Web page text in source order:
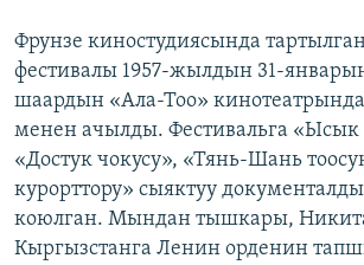
Фрунзе киностудиясында
фестивалы 1957-жылдын 31-
шаардын «Ала-Тоо» кинотеатрында
менен ачылды. Фестивальга «Ысык
«Достук чокусу», «Тянь-Шань
курорттору» сыяктуу
коюлган. Мындан тышкары,
Кыргызстанга Ленин орденин